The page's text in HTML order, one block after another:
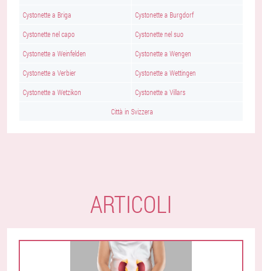
Cystonette a Briga Cystonette a Burgdorf
Cystonette nel capo Cystonette nel suo
Cystonette a Weinfelden Cystonette a Wengen
Cystonette a Verbier Cystonette a Wettingen
Cystonette a Wetzikon Cystonette a Villars
Città in Svizzera
ARTICOLI